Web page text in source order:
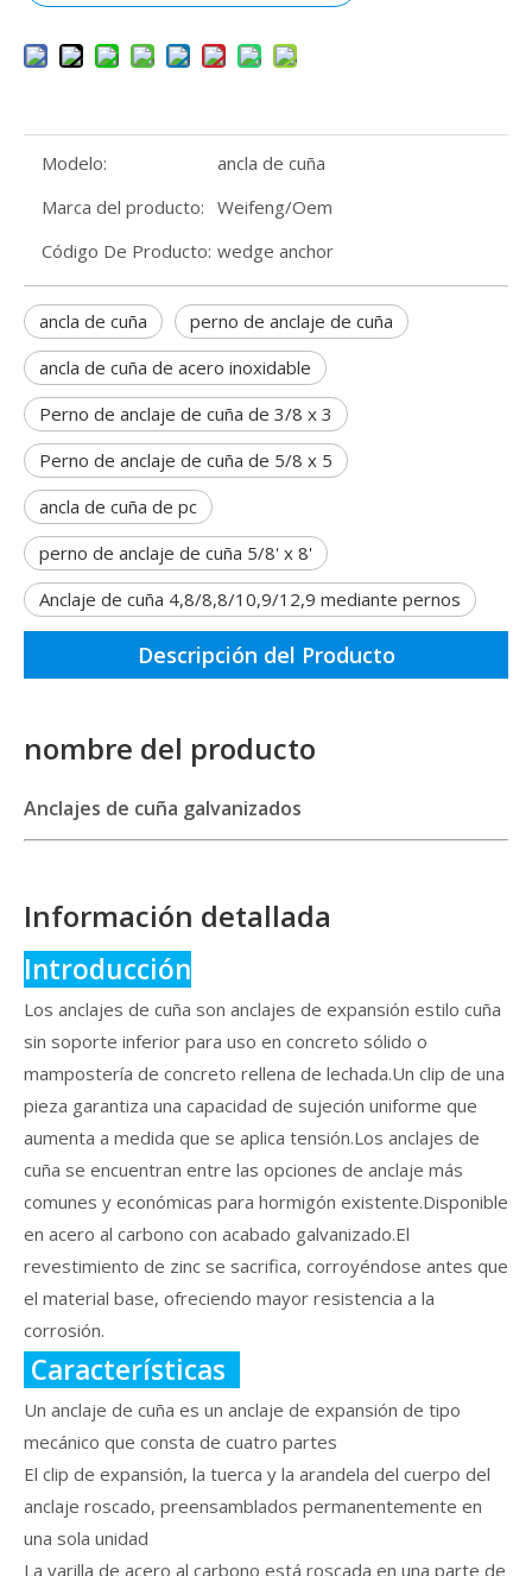
Modelo:
ancla de cuña
Marca del producto: Weifeng/Oem
Código De Producto: wedge anchor
ancla de cuña
perno de anclaje de cuña
ancla de cuña de acero inoxidable
Perno de anclaje de cuña de 3/8 x 3
Perno de anclaje de cuña de 5/8 x 5
ancla de cuña de pc
perno de anclaje de cuña 5/8' x 8'
Anclaje de cuña 4,8/8,8/10,9/12,9 mediante pernos
Descripción del Producto
nombre del producto
Anclajes de cuña galvanizados
Información detallada
Introducción
Los anclajes de cuña son anclajes de expansión estilo cuña
sin soporte inferior para uso en concreto sólido o
mampostería de concreto rellena de lechada.Un clip de una
pieza garantiza una capacidad de sujeción uniforme que
aumenta a medida que se aplica tensión.Los anclajes de
cuña se encuentran entre las opciones de anclaje más
comunes y económicas para hormigón existente.Disponible
en acero al carbono con acabado galvanizado.El
revestimiento de zinc se sacrifica, corroyéndose antes que
el material base, ofreciendo mayor resistencia a la
corrosión.
Características
Un anclaje de cuña es un anclaje de expansión de tipo
mecánico que consta de cuatro partes
El clip de expansión, la tuerca y la arandela del cuerpo del
anclaje roscado, preensamblados permanentemente en
una sola unidad
La varilla de acero al carbono está roscada en una parte de